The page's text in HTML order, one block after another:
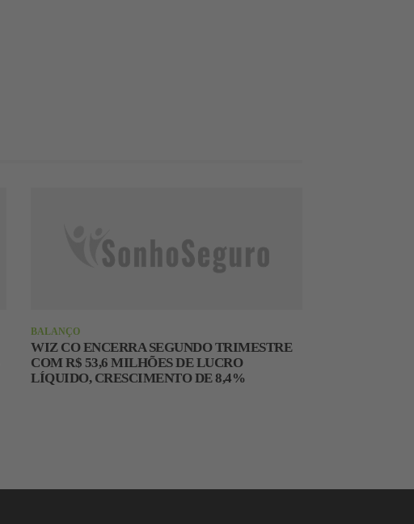
BALANÇO
WIZ CO ENCERRA SEGUNDO TRIMESTRE
COM R$ 53,6 MILHÕES DE LUCRO
LÍQUIDO, CRESCIMENTO DE 8,4%